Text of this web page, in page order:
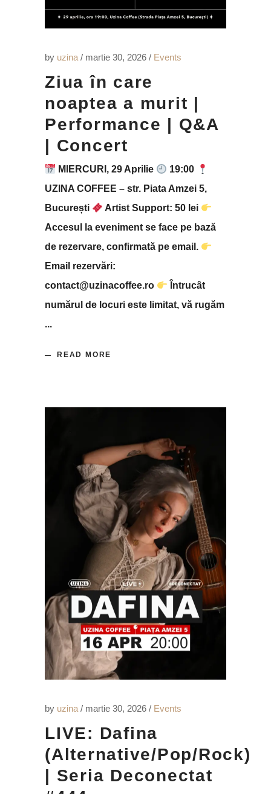
by uzina martie 30, 2026 Events
Ziua în care
noaptea a murit |
Performance | Q&A
| Concert
MIERCURI, 29 Aprilie
19:00
UZINA COFFEE – str. Piata Amzei 5,
București
Artist Support: 50 lei
Accesul la eveniment se face pe bază
de rezervare, confirmată pe email.
Email rezervări:
contact@uzinacoffee.ro
Întrucât
numărul de locuri este limitat, vă rugăm
READ MORE
by uzina martie 30, 2026 Events
LIVE: Dafina
(Alternative/Pop/Rock)
| Seria Deconectat